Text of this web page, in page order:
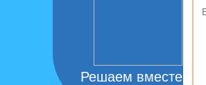
Решаем вместе